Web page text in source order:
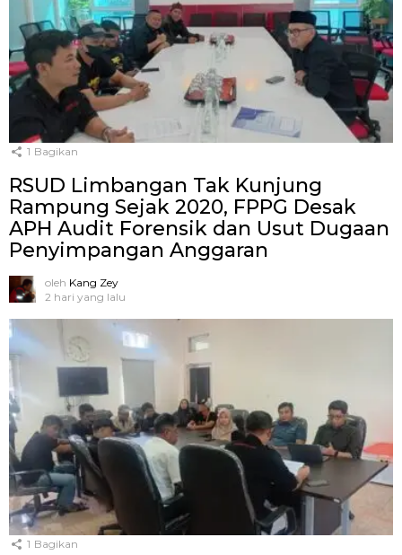
1 Bagikan
RSUD Limbangan Tak Kunjung
Rampung Sejak 2020, FPPG Desak
APH Audit Forensik dan Usut Dugaan
Penyimpangan Anggaran
oleh Kang Zey
2 hari yang lalu
1 Bagikan